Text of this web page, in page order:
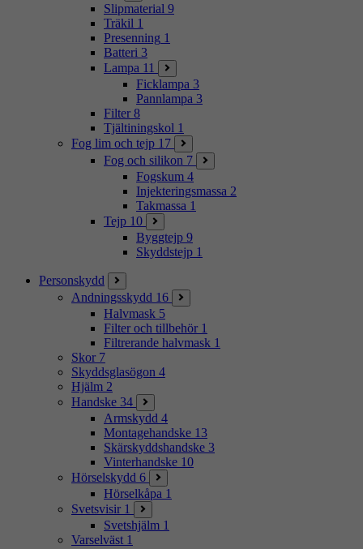
Slipmaterial 9
Träkil 1
Presenning 1
Batteri 3
Lampa 11
Ficklampa 3
Pannlampa 3
Filter 8
Tjältiningskol 1
Fog lim och tejp 17
Fog och silikon 7
Fogskum 4
Injekteringsmassa 2
Takmassa 1
Tejp 10
Byggtejp 9
Skyddstejp 1
Personskydd
Andningsskydd 16
Halvmask 5
Filter och tillbehör 1
Filtrerande halvmask 1
Skor 7
Skyddsglasögon 4
Hjälm 2
Handske 34
Armskydd 4
Montagehandske 13
Skärskyddshandske 3
Vinterhandske 10
Hörselskydd 6
Hörselkåpa 1
Svetsvisir 1
Svetshjälm 1
Varselväst 1